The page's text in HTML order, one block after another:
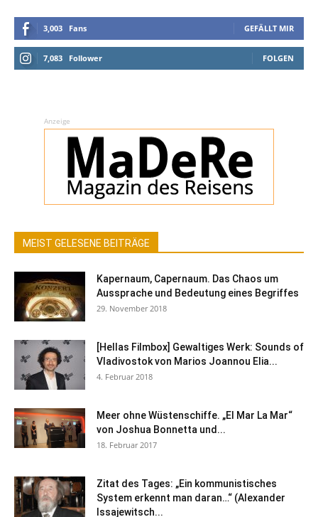
3,003 Fans GEFÄLLT MIR
7,083 Follower FOLGEN
Anzeige
MEIST GELESENE BEITRÄGE
Kapernaum, Capernaum. Das Chaos um
Aussprache und Bedeutung eines Begriffes
29. November 2018
[Hellas Filmbox] Gewaltiges Werk: Sounds of
Vladivostok von Marios Joannou Elia...
4. Februar 2018
Meer ohne Wüstenschiffe. „El Mar La Mar“
von Joshua Bonnetta und...
18. Februar 2017
Zitat des Tages: „Ein kommunistisches
System erkennt man daran…“ (Alexander
Issajewitsch...